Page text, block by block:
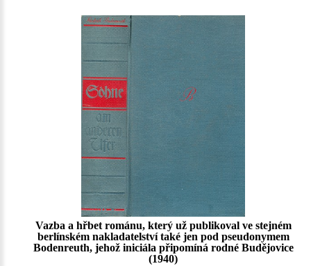
Vazba a hřbet románu, který už publikoval ve stejném
berlínském nakladatelství také jen pod pseudonymem
Bodenreuth, jehož iniciála připomíná rodné Budějovice
(1940)